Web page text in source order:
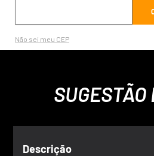
Não sei meu CEP
SUGESTÃO
Descrição